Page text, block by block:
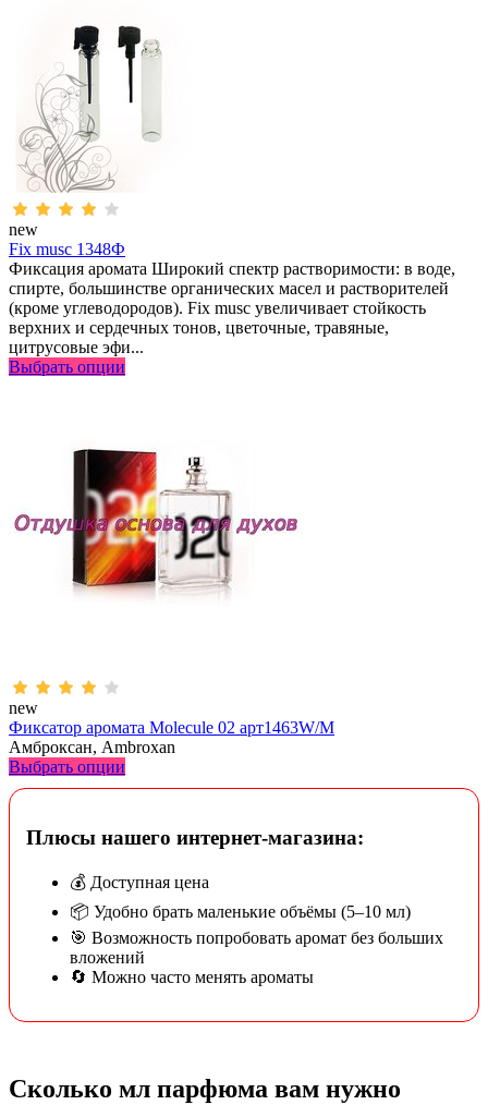
new
Fix musc 1348Ф
Фиксация аромата Широкий спектр растворимости: в воде,
спирте, большинстве органических масел и растворителей
(кроме углеводородов). Fix musc увеличивает стойкость
верхних и сердечных тонов, цветочные, травяные,
цитрусовые эфи...
Выбрать опции
new
Фиксатор аромата Molecule 02 арт1463W/M
Амброксан, Ambroxan
Выбрать опции
Плюсы нашего интернет-магазина:
💰 Доступная цена
📦 Удобно брать маленькие объёмы (5–10 мл)
🎯 Возможность попробовать аромат без больших
вложений
🔄 Можно часто менять ароматы
Сколько мл парфюма вам нужно